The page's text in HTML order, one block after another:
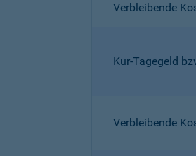
Verbleibende
Kur-Tagegeld
Verbleibende